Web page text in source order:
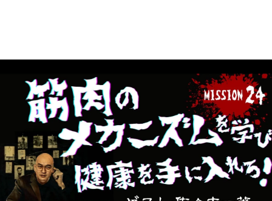
イベント・グッズ
YouTube
会社情報